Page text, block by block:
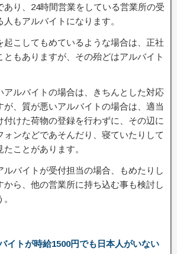
あり、24時間営業をしている営業所の受
もアルバイトになります。
起こしてもめているような場合は、正社
ともありますが、その殆どはアルバイト
アルバイトの場合は、きちんとした対応
が、質が悪いアルバイトの場合は、適当
付けた荷物の登録を行わずに、その辺に
ォンなどであそんだり、寝ていたりして
ことがあります。
ルバイトが受付担当の場合、もめたりし
から、他の営業所に持ち込む事も検討し
イトが時給1500円でも日本人がいない